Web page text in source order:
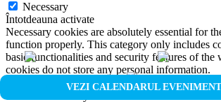
VEZI CALENDARUL
Necessary
Întotdeauna activate
Necessary cookies are absolutely essential for
function properly. This category only includes
basic functionalities and security features of the
cookies do not store any personal information.
Non-necessary